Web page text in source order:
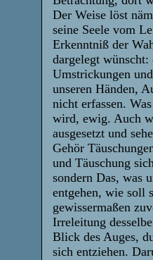
Der Weise löst
seine Seele vom
Erkenntniß der
dargelegt
Umstrickungen
unseren Händen,
nicht erfassen.
wird, ewig. Auch
ausgesetzt und
Gehör
und Täuschung
sondern Das, was
entgehen, wie soll
gewissermaßen
Irreleitung
Blick des Auges,
sich entziehen.